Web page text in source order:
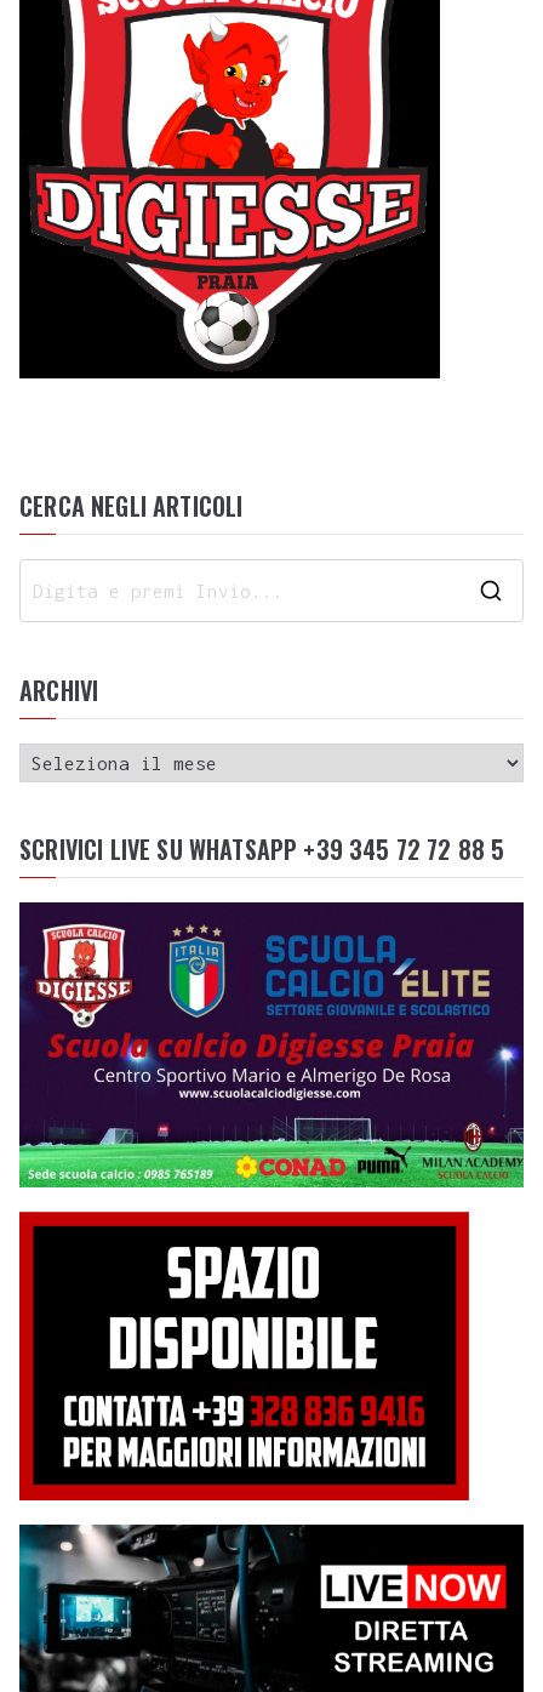
CERCA NEGLI ARTICOLI
ARCHIVI
SCRIVICI LIVE SU WHATSAPP +39 345 72 72 88 5